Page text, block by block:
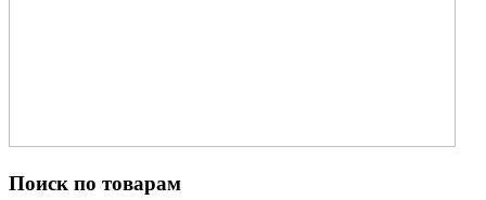
Поиск по товарам